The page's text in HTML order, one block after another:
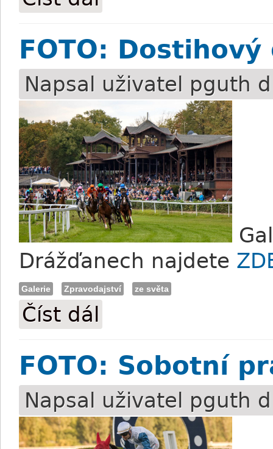
FOTO:
Napsal uživatel pguth
Drážďanech najdete
Galerie Zpravodajství ze světa
Číst dál
FOTO: Sobotní
Napsal uživatel pguth